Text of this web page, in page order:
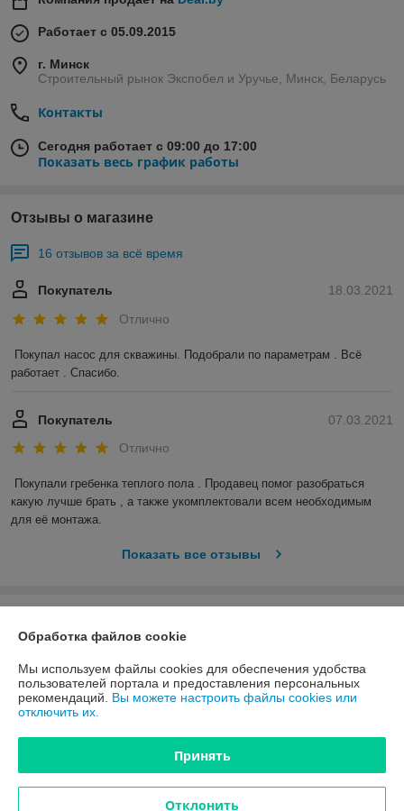
Работает с 05.09.2015
г. Минск
Строительный рынок Экспобел и Уручье, Минск, Беларусь
Контакты
Сегодня работает с 09:00 до 17:00
Показать весь график работы
Отзывы о магазине
16 отзывов за всё время
18.03.2021
Покупатель
Отлично
Покупал насос для скважины. Подобрали по параметрам . Всё
работает . Спасибо.
07.03.2021
Покупатель
Отлично
Покупали гребенка теплого пола . Продавец помог разобраться
какую лучше брать , а также укомплектовали всем необходимым
для её монтажа.
Показать все отзывы
Доставка и оплата
График работы
Полная версия сайта
Обработка файлов cookie
Мы используем файлы cookies для обеспечения удобства
пользователей портала и предоставления персональных
рекомендаций. Вы можете настроить файлы cookies или
отключить их.
Принять
Отклонить